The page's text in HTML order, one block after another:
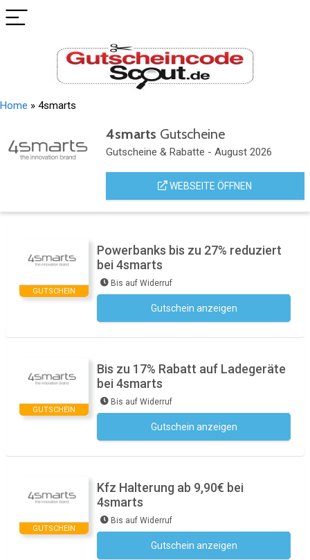
Home » 4smarts
4smarts Gutscheine
Gutscheine & Rabatte - August 2026
WEBSEITE ÖFFNEN
GUTSCHEIN
Powerbanks bis zu 27% reduziert
bei 4smarts
Bis auf Widerruf
Gutschein anzeigen
GUTSCHEIN
Bis zu 17% Rabatt auf Ladegeräte
bei 4smarts
Bis auf Widerruf
Gutschein anzeigen
GUTSCHEIN
Kfz Halterung ab 9,90€ bei
4smarts
Bis auf Widerruf
Gutschein anzeigen